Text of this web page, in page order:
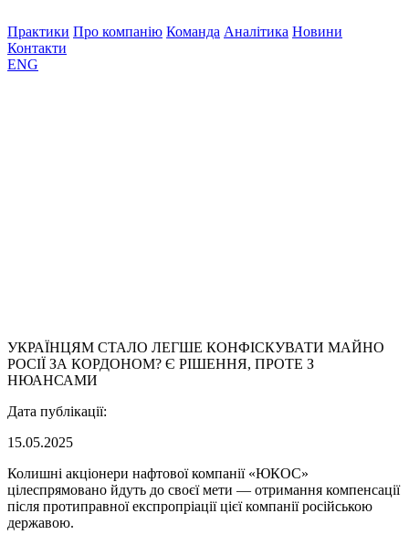
Практики Про компанію Команда Аналітика Новини
Контакти
ENG
УКРАЇНЦЯМ СТАЛО ЛЕГШЕ КОНФІСКУВАТИ МАЙНО
РОСІЇ ЗА КОРДОНОМ? Є РІШЕННЯ, ПРОТЕ З
НЮАНСАМИ
Дата публікації:
15.05.2025
Колишні акціонери нафтової компанії «ЮКОС»
цілеспрямовано йдуть до своєї мети — отримання компенсації
після протиправної експропріації цієї компанії російською
державою.